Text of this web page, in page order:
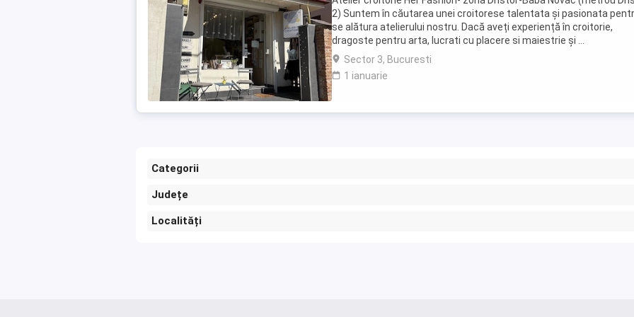
2) Suntem în căutarea unei croitorese talentata și pasionata
se alătura atelierului nostru. Dacă aveți experiență în croitorie,
dragoste pentru arta, lucrati cu placere si maiestrie și ...
Sector 3, Bucuresti
1 ianuarie
Categorii
Județe
Localități